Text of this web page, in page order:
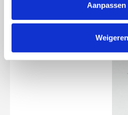
Aanpassen
Weigeren
Armband met
en gouden ribbon
woensdag 5 maart 2025